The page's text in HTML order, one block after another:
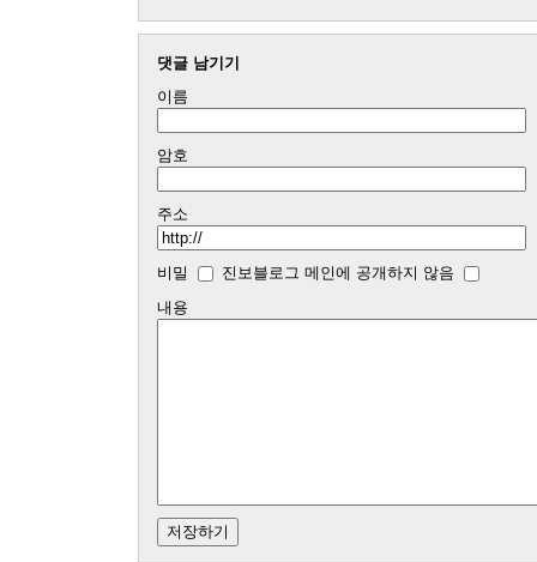
댓글 남기기
이름
암호
주소
비밀
진보블로그 메인에 공개하지 않음
내용